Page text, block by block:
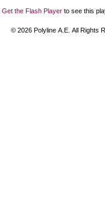
Get the Flash Player to see this
© 2026 Polyline Α.Ε. All Rights